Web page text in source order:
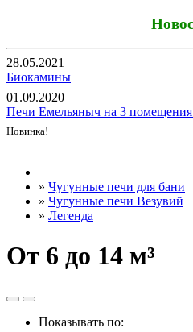
28.05.2021
Биокамины
01.09.2020
Печи Емельяныч на 3
Новинка!
» Чугунные печи для бани
» Чугунные печи Везувий
» Легенда
От 6 до 14 м³
Показывать по: